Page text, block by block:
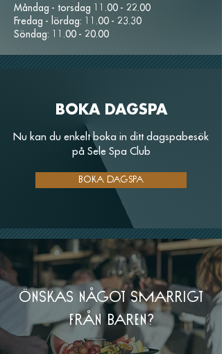
Måndag - torsdag
11.00 - 22.00
Fredag - lördag:
11.00 - 23.30
Söndag:
11.00 - 20.00
BOKA DAGSPA
Nu kan du enkelt boka in ditt dagspabesök
på Sele Spa Club
Boka dagspa
Önskas något smarrigt
från baren?